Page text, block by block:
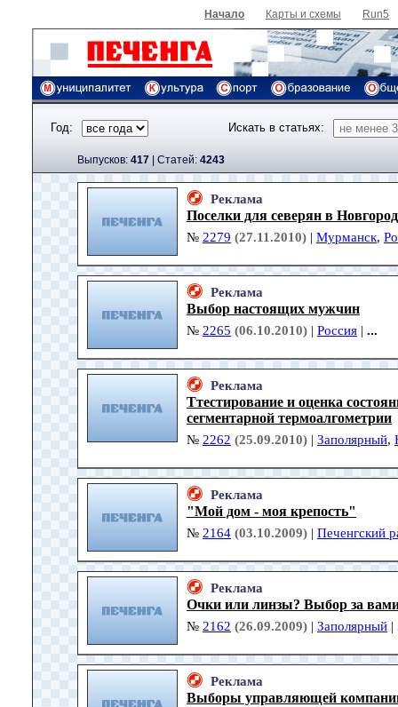
Начало Карты и схемы Run5
Год: Искать в статьях:
Выпусков: 417 | Cтатей: 4243
Реклама
Поселки для северян в
№ 2279 (27.11.2010) | Мурманск,
Реклама
Выбор настоящих мужчин
№ 2265 (06.10.2010) | Россия | ...
Реклама
Ттестирование и оценка
сегментарной термоалгометрии
№ 2262 (25.09.2010) | Заполярный,
Реклама
"Мой дом - моя крепость"
№ 2164 (03.10.2009) | Печенгский
Реклама
Очки или линзы? Выбор за
№ 2162 (26.09.2009) | Заполярный |
Реклама
Выборы управляющей